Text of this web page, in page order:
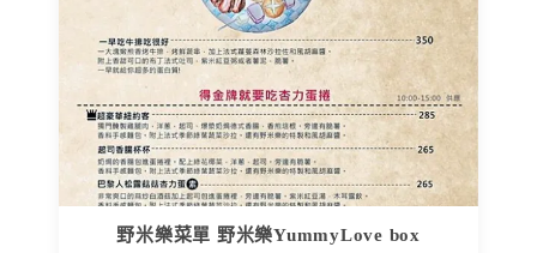
野米樂菜單 野米樂YummyLove box